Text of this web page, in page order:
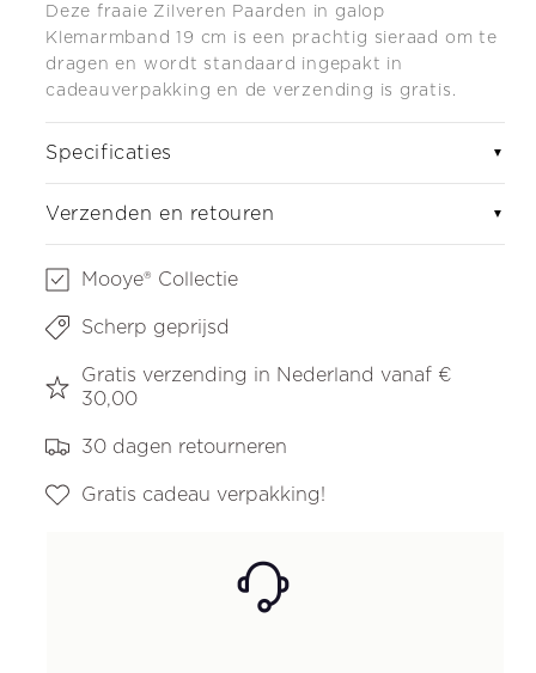
Deze fraaie Zilveren Paarden in galop
Klemarmband 19 cm i s een prachtig sieraad om te
dragen en wordt standaard ingepakt in
cadeauverpakking en de verzending is gratis.
Specificaties ▼
Verzenden en retouren ▼
Mooye® Collectie
Scherp geprijsd
Gratis verzending in Nederland vanaf €
30,00
30 dagen retourneren
Gratis cadeau verpakking!